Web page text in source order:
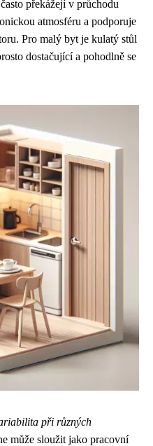
překážejí v průchodu
atmosféru a podporuje
Pro malý byt je kulatý stůl
dostačující a pohodlně se
při různých
může sloužit jako pracovní